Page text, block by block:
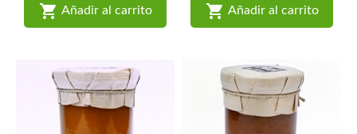
 Añadir al carrito  Añadir al carrito